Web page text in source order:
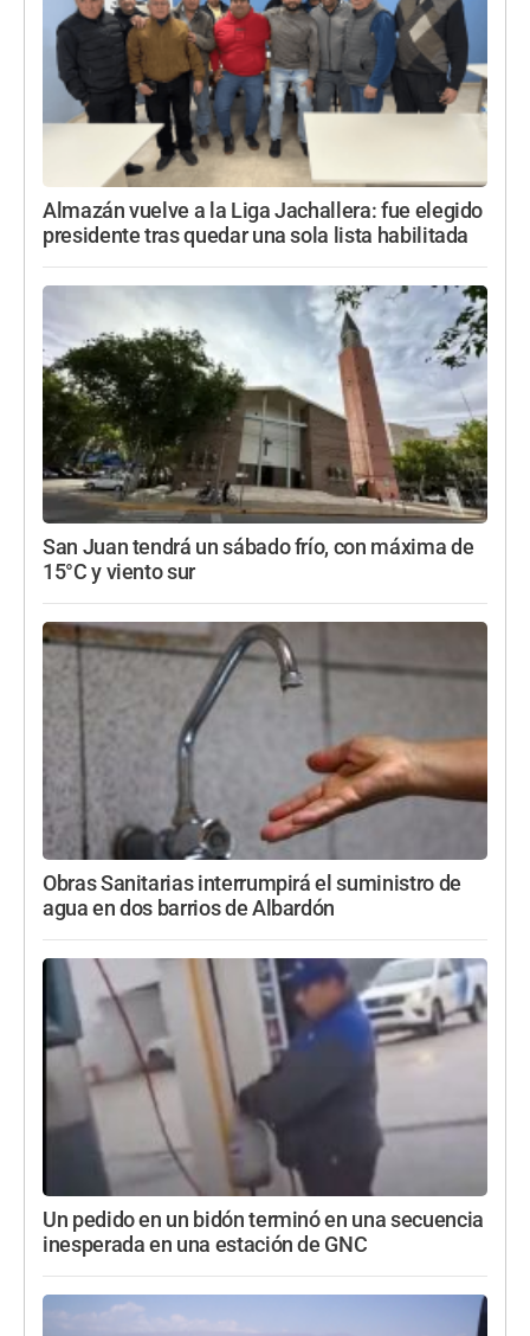
Almazán vuelve a la Liga Jachallera: fue elegido
presidente tras quedar una sola lista habilitada
San Juan tendrá un sábado frío, con máxima de
15°C y viento sur
Obras Sanitarias interrumpirá el suministro de
agua en dos barrios de Albardón
Un pedido en un bidón terminó en una secuencia
inesperada en una estación de GNC